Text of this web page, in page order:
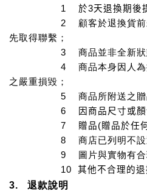
1 於3天退換期後
2 顧客於退換貨
先取得聯繫；
3 商品並非全新狀
4 商品本身因人
之嚴重損毀；
5 商品所附送之
6
因商品尺寸或
7 贈品(贈品於任
8 商店已列明不設
9
圖片與實物有合
10 其他不合理的退
3. 退款說明